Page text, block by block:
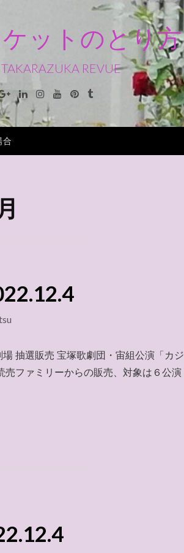
ットのとり方
REVUE
Google+LinkedinInstagramYoutubePinterest
Tumblr
合
抽選販売 宝塚歌劇団・宙組公演「カジ
売ファミリーからの販売、対象は６公演